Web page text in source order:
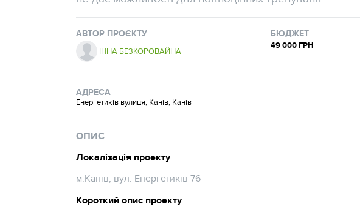
АВТОР ПРОЄКТУ
ІННА БЕЗКОРОВАЙНА
БЮДЖЕТ
49 000 ГРН
АДРЕСА
Енергетиків вулиця, Канів, Канів
ОПИС
Локалізація проекту
м.Канів, вул. Енергетиків 76
Короткий опис проекту